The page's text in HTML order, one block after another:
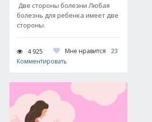
Две стороны болезни Любая
болезнь для ребенка имеет две
стороны.
4 925 Мне нравится
23
Комментировать